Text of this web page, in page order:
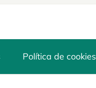
Política de cookies